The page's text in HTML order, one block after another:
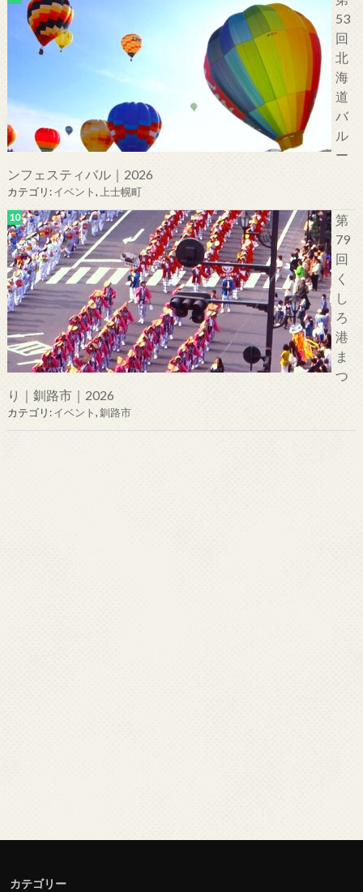
53
回
北
海
道
バ
ル
ー
ンフェスティバル｜2026
カテゴリ:イベント, 上士幌町
第
79
回
く
し
ろ
港
ま
つ
り｜釧路市｜2026
カテゴリ:イベント,釧路市
カテゴリー